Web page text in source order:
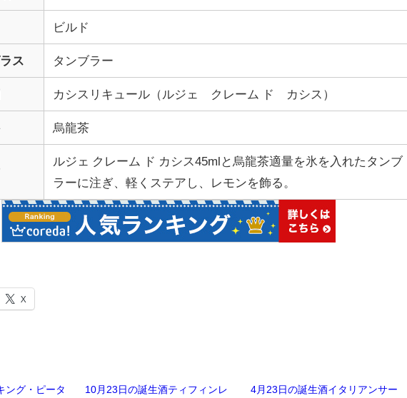
ビルド
ス タンブラー
カシスリキュール（ルジェ クレーム ド カシス）
烏龍茶
ルジェ クレーム ド カシス45mlと烏龍茶適量を氷を入れたタンブ
ラーに注ぎ、軽くステアし、レモンを飾る。
X
ング・ピータ
10月23日の誕生酒ティフィンレ
4月23日の誕生酒イタリアンサー